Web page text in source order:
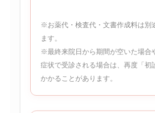
※お薬代・検査代・文書作成料は別
ます。
※最終来院日から期間が空いた場合
症状で受診される場合は、再度「初
かかることがあります。